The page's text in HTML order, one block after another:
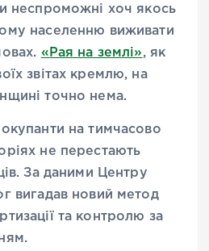
неспроможні хоч якось
населенню виживати
«Рая на землі» , як
звітах кремлю, на
точно нема.
на тимчасово
не перестають
За даними Центру
вигадав новий метод
та контролю за